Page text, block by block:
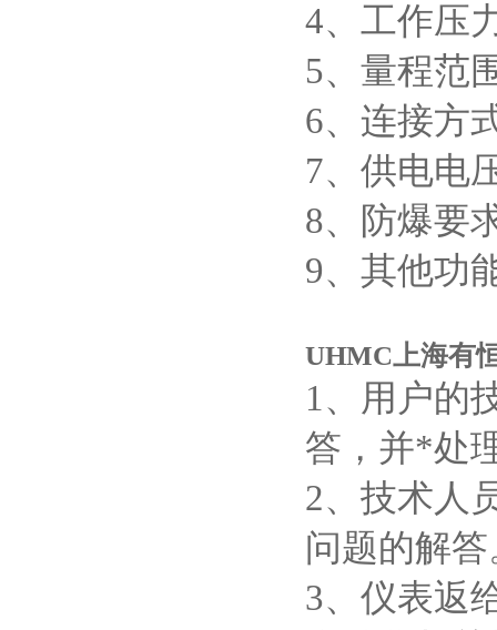
4、工作压
5、量程范
6、连接方
7、供电电
8、防爆要
9、其他功
UHMC上海有
1、用户的
答，并*处
2、技术人
问题的解答
3、仪表返